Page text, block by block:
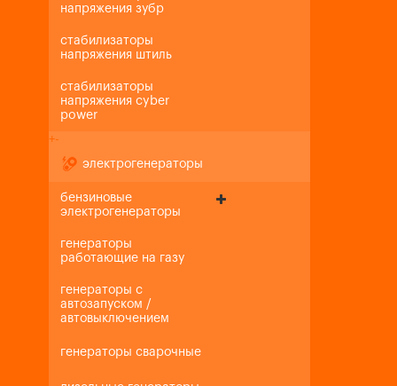
напряжения зубр
стабилизаторы
напряжения штиль
стабилизаторы
напряжения cyber
power
+-
электрогенераторы
бензиновые
электрогенераторы
генераторы
работающие на газу
генераторы с
автозапуском /
автовыключением
генераторы сварочные